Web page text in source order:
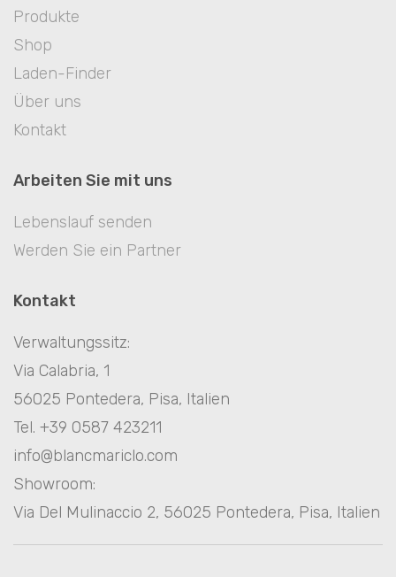
Produkte
Shop
Laden-Finder
Über uns
Kontakt
Arbeiten Sie mit uns
Lebenslauf senden
Werden Sie ein Partner
Kontakt
Verwaltungssitz:
Via Calabria, 1
56025 Pontedera, Pisa, Italien
Tel. +39 0587 423211
info@blancmariclo.com
Showroom:
Via Del Mulinaccio 2, 56025 Pontedera, Pisa, Italien